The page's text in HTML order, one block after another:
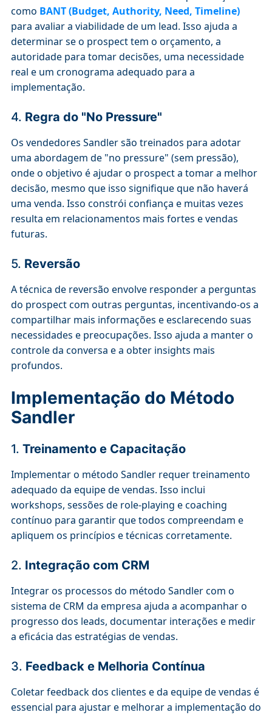
como BANT (Budget, Authority, Need, Timeline)
para avaliar a viabilidade de um lead. Isso ajuda a
determinar se o prospect tem o orçamento, a
autoridade para tomar decisões, uma necessidade
real e um cronograma adequado para a
implementação.
4. Regra do "No Pressure"
Os vendedores Sandler são treinados para adotar
uma abordagem de "no pressure" (sem pressão),
onde o objetivo é ajudar o prospect a tomar a melhor
decisão, mesmo que isso signifique que não haverá
uma venda. Isso constrói confiança e muitas vezes
resulta em relacionamentos mais fortes e vendas
futuras.
5. Reversão
A técnica de reversão envolve responder a perguntas
do prospect com outras perguntas, incentivando-os a
compartilhar mais informações e esclarecendo suas
necessidades e preocupações. Isso ajuda a manter o
controle da conversa e a obter insights mais
profundos.
Implementação do Método
Sandler
1. Treinamento e Capacitação
Implementar o método Sandler requer treinamento
adequado da equipe de vendas. Isso inclui
workshops, sessões de role-playing e coaching
contínuo para garantir que todos compreendam e
apliquem os princípios e técnicas corretamente.
2. Integração com CRM
Integrar os processos do método Sandler com o
sistema de CRM da empresa ajuda a acompanhar o
progresso dos leads, documentar interações e medir
a eficácia das estratégias de vendas.
3. Feedback e Melhoria Contínua
Coletar feedback dos clientes e da equipe de vendas é
essencial para ajustar e melhorar a implementação do